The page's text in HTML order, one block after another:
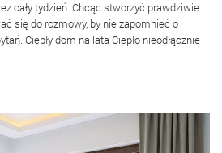
cały tydzień. Chcąc stworzyć prawdziwie
się do rozmowy, by nie zapomnieć o
Ciepły dom na lata Ciepło nieodłącznie